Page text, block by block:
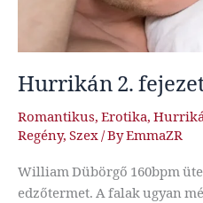
Hurrikán 2.
Romantikus, Erotika,
Regény, Szex/ ByEmmaZR
William Dübörgő 160bpm
edzőtermet. A falak ugyan